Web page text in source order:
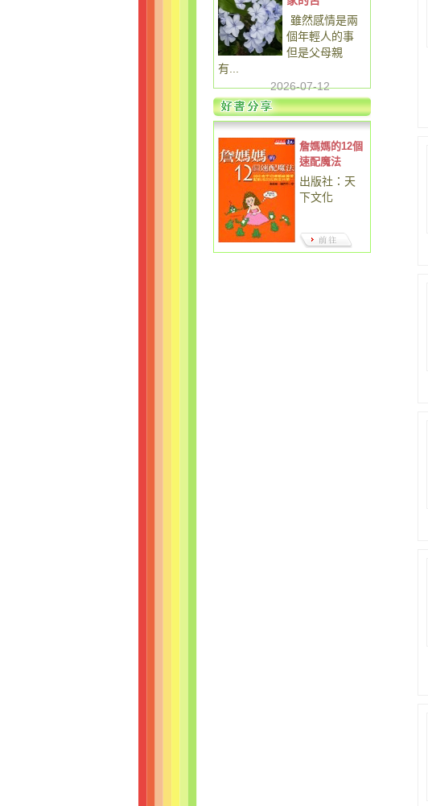
雖然感情是兩
個年輕人的事
但是父母親
有...
2026-07-12
詹媽媽的12個
速配魔法
出版社：天
下文化